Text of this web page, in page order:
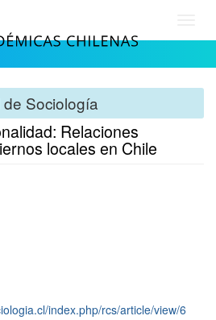
Sociología
Relaciones
locales en Chile
index.php/rcs/article/view/6